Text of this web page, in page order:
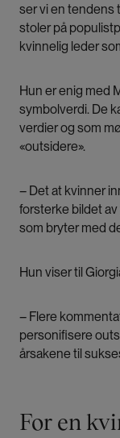
ser vi en tendens
stoler på
kvinnelig leder
Hun er enig med
symbolverdi. De
verdier og som
«outsidere».
– Det at kvinner
forsterke bildet
som bryter med
Hun viser til
– Flere
personifisere
årsakene til
For en